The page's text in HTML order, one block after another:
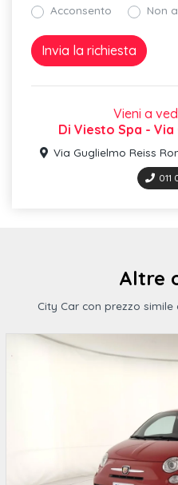
verticale
Freni anteriori a disco
Illuminazione vano bagagli
Inserti decorativi limestone
Cerchi in lega "sassari" da 5 5 j
Segnale acustico e ottico per
Fatigue detection - rilevatore
Acconsento Non
Vieni a
Di Viesto Spa - Via
Via Guglielmo Reiss
011
Altre
City Car con prezzo